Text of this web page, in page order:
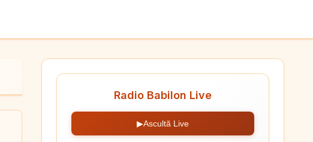
Radio Babilon Live
▶Ascultă Live